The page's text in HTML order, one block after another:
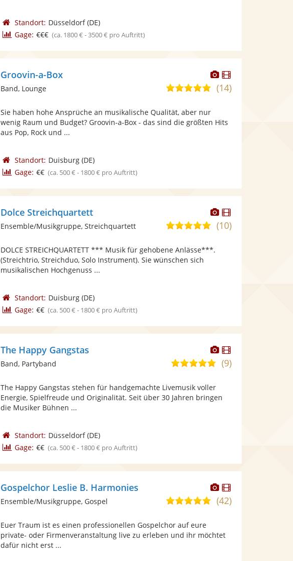
Standort: Düsseldorf(DE)
Gage: €€€ (ca. 1800 € - 3500 € pro Auftritt)
Dieser
Künstler
stellt
bereit.
Dieser
Künstler
Groovin-a-Box
5,0
5
Sternen
(14)
Band, Lounge
Sie haben hohe Ansprüche an musikalische Qualität, aber nur
wenig Raum und Budget? Groovin-a-Box - das sind die größten Hits
aus Pop, Rock und ...
Standort: Duisburg(DE)
Gage: €€ (ca. 500 € - 1800 € pro Auftritt)
Dieser
Künstler
stellt
Dieser
Künstler
Dolce Streichquartett
5,0
5
(10)
Ensemble/Musikgruppe, Streichquartett
DOLCE STREICHQUARTETT *** Musik für gehobene Anlässe***.
(Streichtrio, Streichduo, Solo Instrument). Sie wünschen sich
musikalischen Hochgenuss ...
Standort: Duisburg(DE)
Gage: €€ (ca. 500 € - 1800 € pro Auftritt)
Dieser
Künstler
stellt
Dieser
Künstler
The Happy Gangstas
5,0
5
Sternen
(9)
Band, Partyband
The Happy Gangstas stehen für handgemachte Livemusik voller
Energie, Spielfreude und Originalität. Seit über 30 Jahren bringen
die Musiker Bühnen ...
Standort: Düsseldorf(DE)
Gage: €€ (ca. 500 € - 1800 € pro Auftritt)
Dieser
Künstler
stellt
bereit.
Dieser
Künstler
Gospelchor Leslie B. Harmonies
5,0
Sternen
(42)
Ensemble/Musikgruppe, Gospel
Euer Traum ist es einen professionellen Gospelchor auf eure
private- oder Firmenveranstaltung live zu erleben und ihr möchtet
dafür nicht erst ...